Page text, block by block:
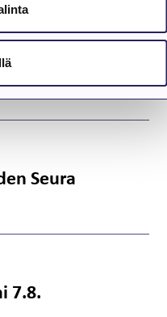
Seura
7.8.